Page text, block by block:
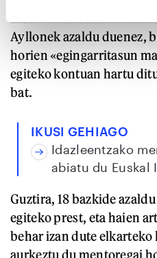
Ayllonek azaldu duenez,
horien «egingarritasun
egiteko kontuan hartu
bat.
IKUSI GEHIAGO
Idazleentzako
abiatu du Euskal
Guztira, 18 bazkide
egiteko prest, eta haien
behar izan dute
aurkeztu du mentoregai